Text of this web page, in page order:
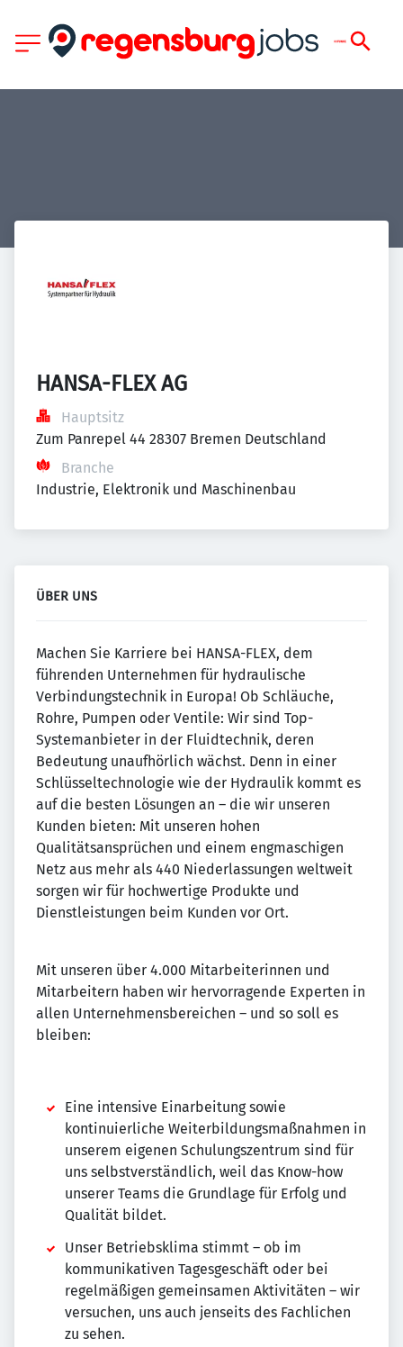
HANSA-FLEX AG
Hauptsitz
Zum Panrepel 44 28307 Bremen Deutschland
Branche
Industrie, Elektronik und Maschinenbau
ÜBER UNS
Machen Sie Karriere bei HANSA-FLEX, dem
führenden Unternehmen für hydraulische
Verbindungstechnik in Europa! Ob Schläuche,
Rohre, Pumpen oder Ventile: Wir sind Top-
Systemanbieter in der Fluidtechnik, deren
Bedeutung unaufhörlich wächst. Denn in einer
Schlüsseltechnologie wie der Hydraulik kommt es
auf die besten Lösungen an – die wir unseren
Kunden bieten: Mit unseren hohen
Qualitätsansprüchen und einem engmaschigen
Netz aus mehr als 440 Niederlassungen weltweit
sorgen wir für hochwertige Produkte und
Dienstleistungen beim Kunden vor Ort.
Mit unseren über 4.000 Mitarbeiterinnen und
Mitarbeitern haben wir hervorragende Experten in
allen Unternehmensbereichen – und so soll es
bleiben:
Eine intensive Einarbeitung sowie
kontinuierliche Weiterbildungsmaßnahmen in
unserem eigenen Schulungszentrum sind für
uns selbstverständlich, weil das Know-how
unserer Teams die Grundlage für Erfolg und
Qualität bildet.
Unser Betriebsklima stimmt – ob im
kommunikativen Tagesgeschäft oder bei
regelmäßigen gemeinsamen Aktivitäten – wir
versuchen, uns auch jenseits des Fachlichen
zu sehen.